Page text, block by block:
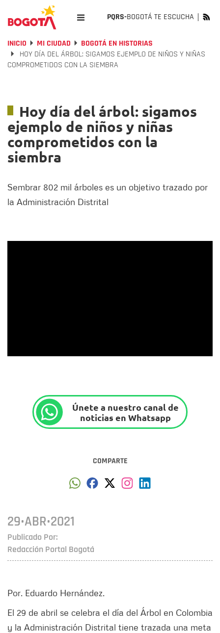
PQRS-BOGOTÁ TE ESCUCHA
INICIO MI CIUDAD
BOGOTÁ EN HISTORIAS
HOY DÍA DEL ÁRBOL: SIGAMOS EJEMPLO DE NIÑOS Y NIÑAS
COMPROMETIDOS CON LA SIEMBRA
Hoy día del árbol: sigamos
ejemplo de niños y niñas
comprometidos con la
siembra
Sembrar 802 mil árboles es un objetivo trazado por
la Administración Distrital
Únete a nuestro canal de
noticias en Whatsapp
COMPARTE
Publicado Por:
Redacción Portal Bogotá
29•ABR•2021
Por. Eduardo Hernández.
El 29 de abril se celebra el día del Árbol en Colombia
y la Administración Distrital tiene trazada una meta